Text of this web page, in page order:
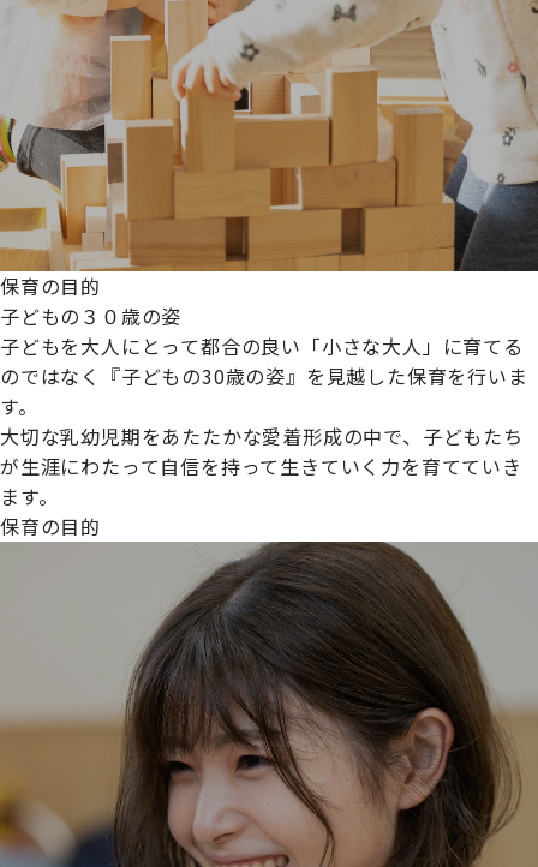
プライムスターほいくえんグループは女性が安心して働き
続けられる環境づくりに取り組んでおり、厚生労働省の
【えるぼし認定(☆☆)】
保育の目的
子どもの３０歳の姿
子どもを大人にとって都合の良い「小さな大人」に育てる
のではなく『子どもの30歳の姿』を見越した保育を行いま
す。
大切な乳幼児期をあたたかな愛着形成の中で、子どもたち
が生涯にわたって自信を持って生きていく力を育てていき
ます。
保育の目的